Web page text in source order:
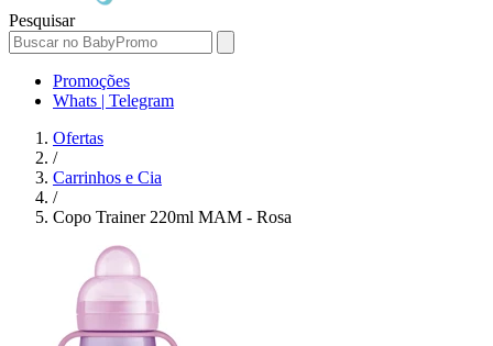
Pesquisar
Promoções
Whats | Telegram
Ofertas
/
Carrinhos e Cia
/
Copo Trainer 220ml MAM - Rosa